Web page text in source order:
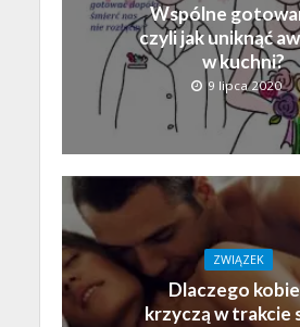
Wspólne
czyli jak uniknąć
w kuchni?
9 lipca 2020
ZWIĄZEK
Dlaczego
krzyczą w trakcie